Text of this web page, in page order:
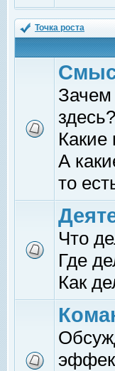
Точка роста
Зачем
здесь?
А
то
Что
Где
Как